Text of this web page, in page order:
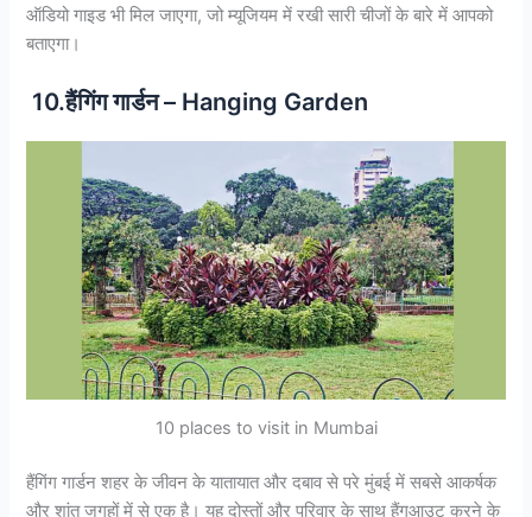
ऑडियो गाइड भी मिल जाएगा, जो म्यूजियम में रखी सारी चीजों के बारे में आपको
बताएगा।
10.हैंगिंग गार्डन – Hanging Garden
10 places to visit in Mumbai
हैंगिंग गार्डन शहर के जीवन के यातायात और दबाव से परे मुंबई में सबसे आकर्षक
और शांत जगहों में से एक है। यह दोस्तों और परिवार के साथ हैंगआउट करने के